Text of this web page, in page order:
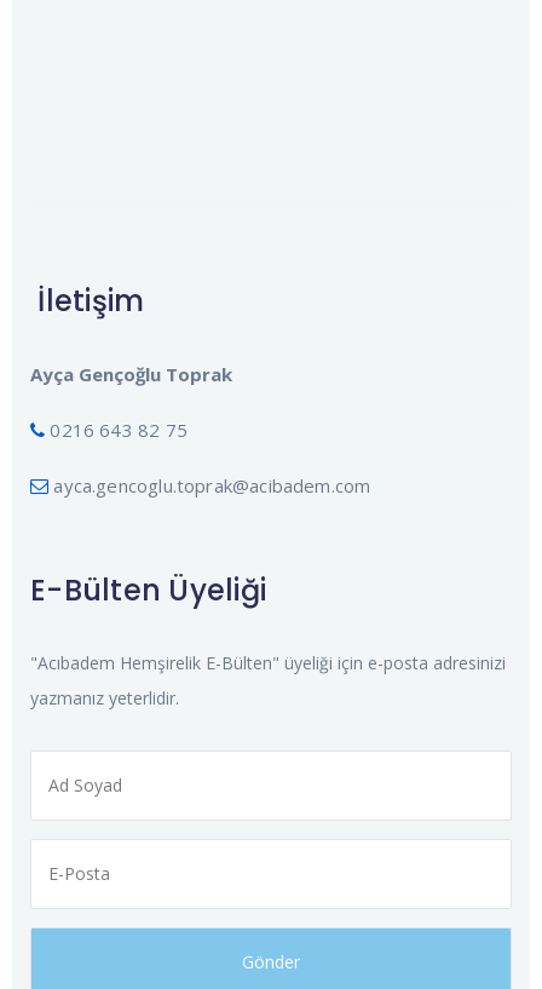
İletişim
Ayça Gençoğlu Toprak
0216 643 82 75
ayca.gencoglu.toprak@acibadem.com
E-Bülten Üyeliği
"Acıbadem Hemşirelik E-Bülten" üyeliği için e-posta adresinizi
yazmanız yeterlidir.